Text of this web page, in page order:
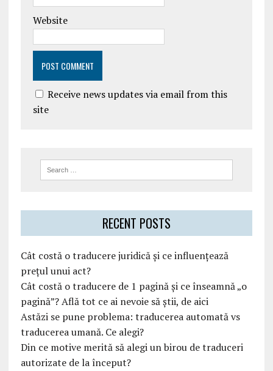
Website
Receive news updates via email from this
site
RECENT POSTS
Cât costă o traducere juridică și ce influențează
prețul unui act?
Cât costă o traducere de 1 pagină și ce înseamnă „o
pagină”? Află tot ce ai nevoie să știi, de aici
Astăzi se pune problema: traducerea automată vs
traducerea umană. Ce alegi?
Din ce motive merită să alegi un birou de traduceri
autorizate de la început?